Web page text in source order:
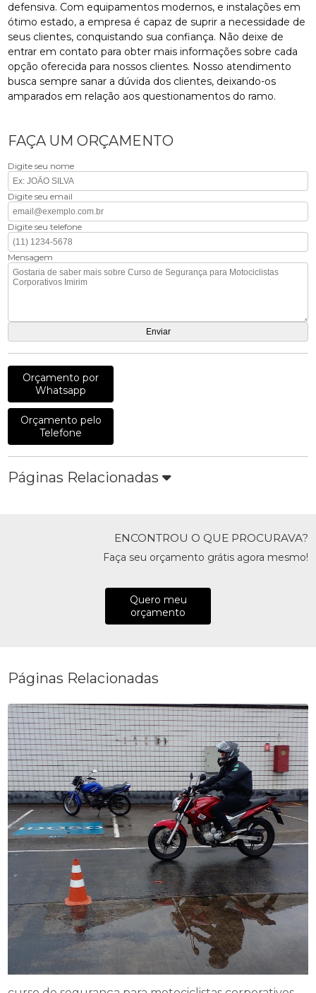
defensiva. Com equipamentos modernos, e instalações em
ótimo estado, a empresa é capaz de suprir a necessidade de
seus clientes, conquistando sua confiança. Não deixe de
entrar em contato para obter mais informações sobre cada
opção oferecida para nossos clientes. Nosso atendimento
busca sempre sanar a dúvida dos clientes, deixando-os
amparados em relação aos questionamentos do ramo.
FAÇA UM ORÇAMENTO
Digite seu nome
Digite seu email
Digite seu telefone
Mensagem
Orçamento por
Whatsapp
Orçamento pelo
Telefone
Páginas Relacionadas
ENCONTROU O QUE PROCURAVA?
Faça seu orçamento grátis agora mesmo!
Quero meu
orçamento
Páginas Relacionadas